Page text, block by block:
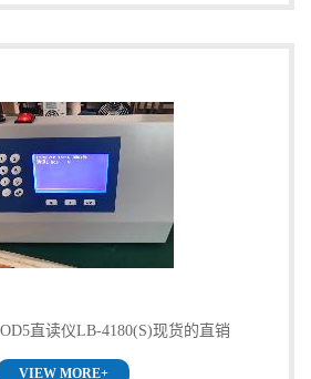
直读仪LB-4180(S)现货的直销
VIEW MORE+